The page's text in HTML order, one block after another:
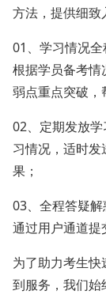
方法，提供细致
01、学习情况全
根据学员备考
弱点重点突破，
02、定期发放
习情况，适时
果；
03、全程答疑
通过用户通道提
为了助力考生
到服务，我们